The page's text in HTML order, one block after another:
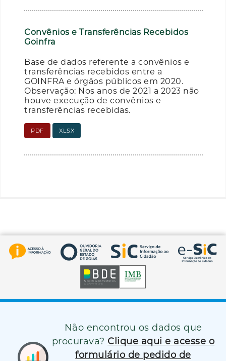
Convênios e Transferências Recebidos
Goinfra
Base de dados referente a convênios e
transferências recebidos entre a
GOINFRA e órgãos públicos em 2020.
Observação: Nos anos de 2021 a 2023 não
houve execução de convênios e
transferências recebidas.
PDF XLSX
Não encontrou os dados que
procurava? Clique aqui e acesse o
formulário de pedido de